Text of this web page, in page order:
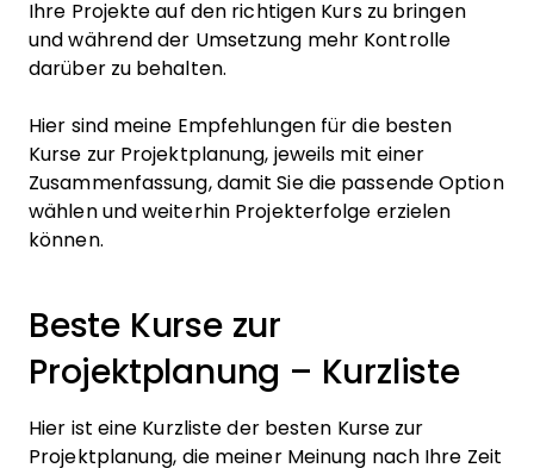
Ihre Projekte auf den richtigen Kurs zu bringen
und während der Umsetzung mehr Kontrolle
darüber zu behalten.
Hier sind meine Empfehlungen für die besten
Kurse zur Projektplanung, jeweils mit einer
Zusammenfassung, damit Sie die passende Option
wählen und weiterhin Projekterfolge erzielen
können.
Beste Kurse zur
Projektplanung – Kurzliste
Hier ist eine Kurzliste der besten Kurse zur
Projektplanung, die meiner Meinung nach Ihre Zeit